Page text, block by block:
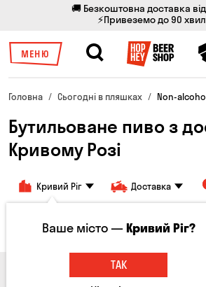
🚚 Безкоштовна доставка
⚡Привеземо до 90
МЕНЮ
Головна Сьогодні в пляшках Non-
Бутильоване пиво з
Кривому Розі
Кривий Ріг Доставка
Всі товари Пиво Сидр
Ваше місто —Кривий Ріг?
ТАК